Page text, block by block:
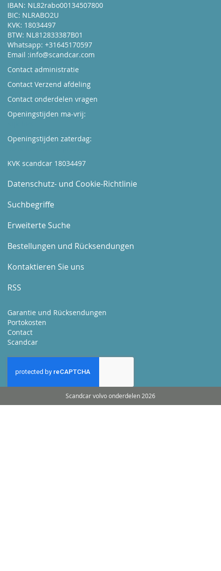
IBAN: NL82rabo00134507800
BIC: NLRABO2U
KVK: 18034497
BTW: NL812833387B01
Whatsapp: +31645170597
Email :info@scandcar.com
Contact administratie
Contact Verzend afdeling
Contact onderdelen vragen
Openingstijden ma-vrij:
Openingstijden zaterdag:
KVK scandcar 18034497
Datenschutz- und Cookie-Richtlinie
Suchbegriffe
Erweiterte Suche
Bestellungen und Rücksendungen
Kontaktieren Sie uns
RSS
Garantie und Rücksendungen
Portokosten
Contact
Scandcar
Scandcar volvo onderdelen 2026